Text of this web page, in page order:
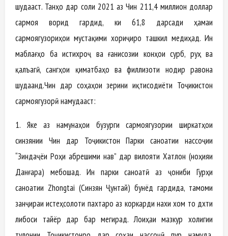
шудааст. Танҳо дар соли 2021 аз Чин 211,4 миллион доллар
сармоя ворид гардид, ки 61,8 дарсади ҳамаи
сармоягузориҳои мустақими хориҷиро ташкил медиҳад. Ин
маблағҳо ба истихроҷ ва ғанисозии конҳои сурб, руҳ ва
қалъагӣ, сангҳои қиматбаҳо ва филлизоти нодир равона
шудаанд.Чин дар соҳаҳои зерини иқтисодиёти Тоҷикистон
сармоягузорӣ намудааст:
1. Яке аз намунаҳои бузурги сармоягузории ширкатҳои
синзянии Чин дар Тоҷикистон Парки саноатии нассоҷии
“Зиндаҷӯёи Роҳи абрешими нав” дар вилояти Хатлон (ноҳияи
Данғара) мебошад. Ин парки саноатӣ аз ҷониби Гурӯҳи
саноатии Zhongtai (Синзян Ҷунтай) бунёд гардида, тамоми
занҷираи истеҳсолоти пахтаро аз коркарди нахи хом то дӯхти
либоси тайёр дар бар мегирад. Лоиҳаи мазкур холигии